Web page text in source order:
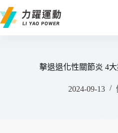
至
主
擊退退化性關節炎 4
2024-09-13